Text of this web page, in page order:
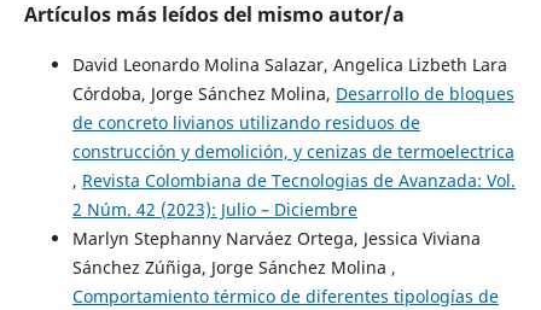
Artículos más leídos del mismo autor/a
David Leonardo Molina Salazar, Angelica Lizbeth Lara
Córdoba, Jorge Sánchez Molina, Desarrollo de bloques
de concreto livianos utilizando residuos de
construcción y demolición, y cenizas de termoelectrica
, Revista Colombiana de Tecnologias de Avanzada: Vol.
2 Núm. 42 (2023): Julio – Diciembre
Marlyn Stephanny Narváez Ortega, Jessica Viviana
Sánchez Zúñiga, Jorge Sánchez Molina ,
Comportamiento térmico de diferentes tipologías de